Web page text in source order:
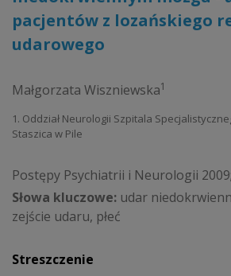
pacjentów z lozańskiego
udarowego
Małgorzata Wiszniewska1
1. Oddział Neurologii Szpitala
Staszica w Pile
Postępy Psychiatrii i Neurologii
Słowa kluczowe: udar
zejście udaru, płeć
Streszczenie